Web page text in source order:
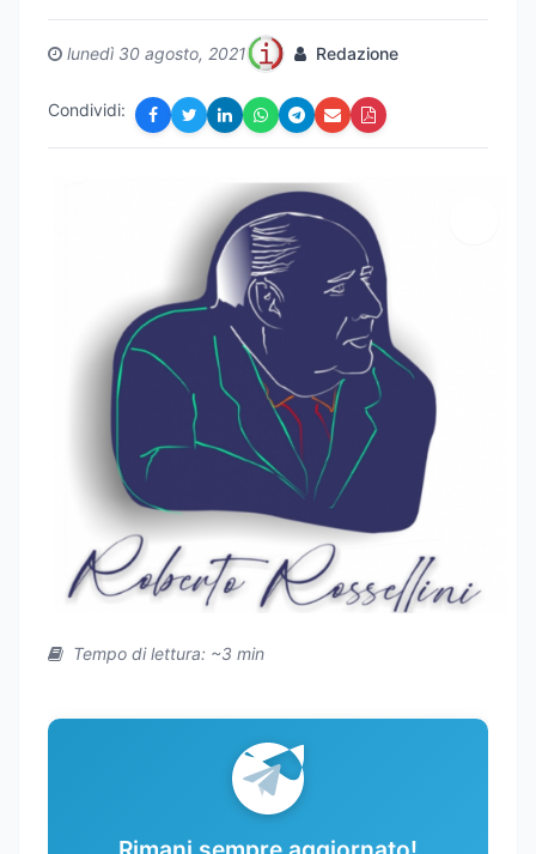
lunedì 30 agosto, 2021 Redazione
Condividi:
Tempo di lettura: ~3 min